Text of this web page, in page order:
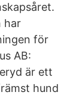
har
för
AB:
är ett
hund